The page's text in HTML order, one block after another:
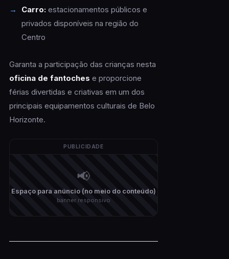
Carro:estacionamentos públicos e
privados disponíveis na região do
Centro
Garanta a participação das crianças nesta
oficina de fantoches e proporcione
férias divertidas e criativas em um dos
principais equipamentos culturais de Belo
Horizonte.
PUBLICIDADE
📢
Espaço para anúncio (no meio do conteúdo)
banner responsivo